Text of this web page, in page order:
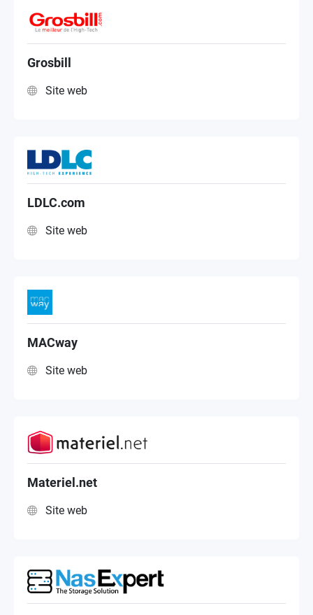
Grosbill
Site web
LDLC.com
Site web
MACway
Site web
Materiel.net
Site web